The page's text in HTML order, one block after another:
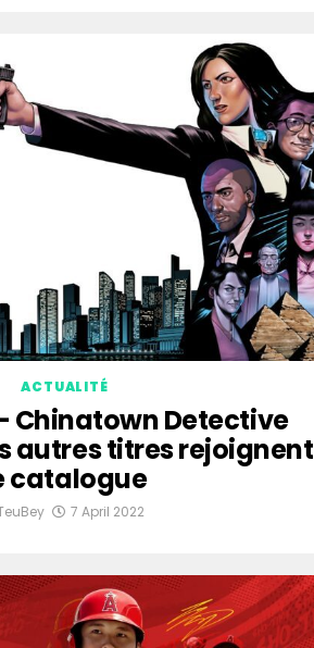
ACTUALITÉ
Chinatown Detective
autres titres rejoignent
catalogue
7 April 2022